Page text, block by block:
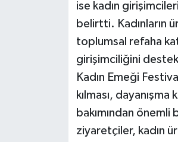
ise kadın
belirtti. Kadınların
toplumsal refaha
girişimciliğini
Kadın Emeği
kılması,
bakımından
ziyaretçiler, kadın